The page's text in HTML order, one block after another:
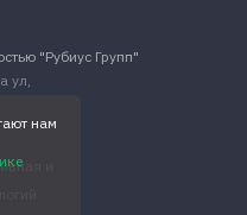
"Рубиус Групп"
ул,
и
нам